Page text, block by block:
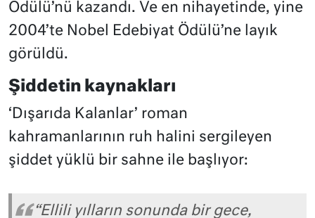
Ödülü’nü kazandı. Ve en nihayetinde, yine
2004’te Nobel Edebiyat Ödülü’ne layık
görüldü.
Şiddetin kaynakları
‘Dışarıda Kalanlar’ roman
kahramanlarının ruh halini sergileyen
şiddet yüklü bir sahne ile başlıyor:
“Ellili yılların sonunda bir gece,